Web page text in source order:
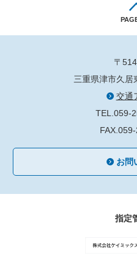
〒
三重県津市久居
交通
TEL.059-
お問
指定